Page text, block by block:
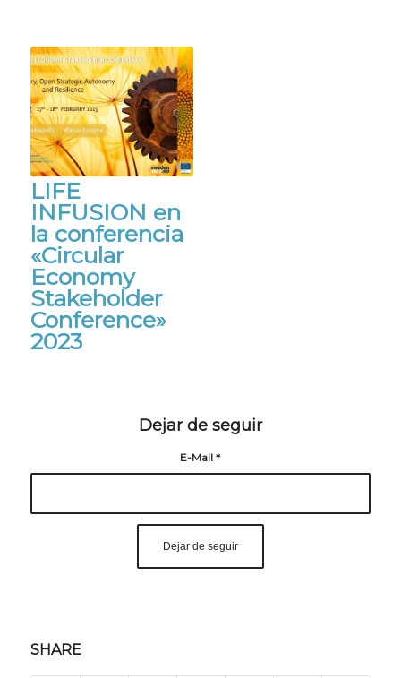
LIFE
INFUSION en
la conferencia
«Circular
Economy
Stakeholder
Conference»
2023
Dejar de seguir
E-Mail*
SHARE